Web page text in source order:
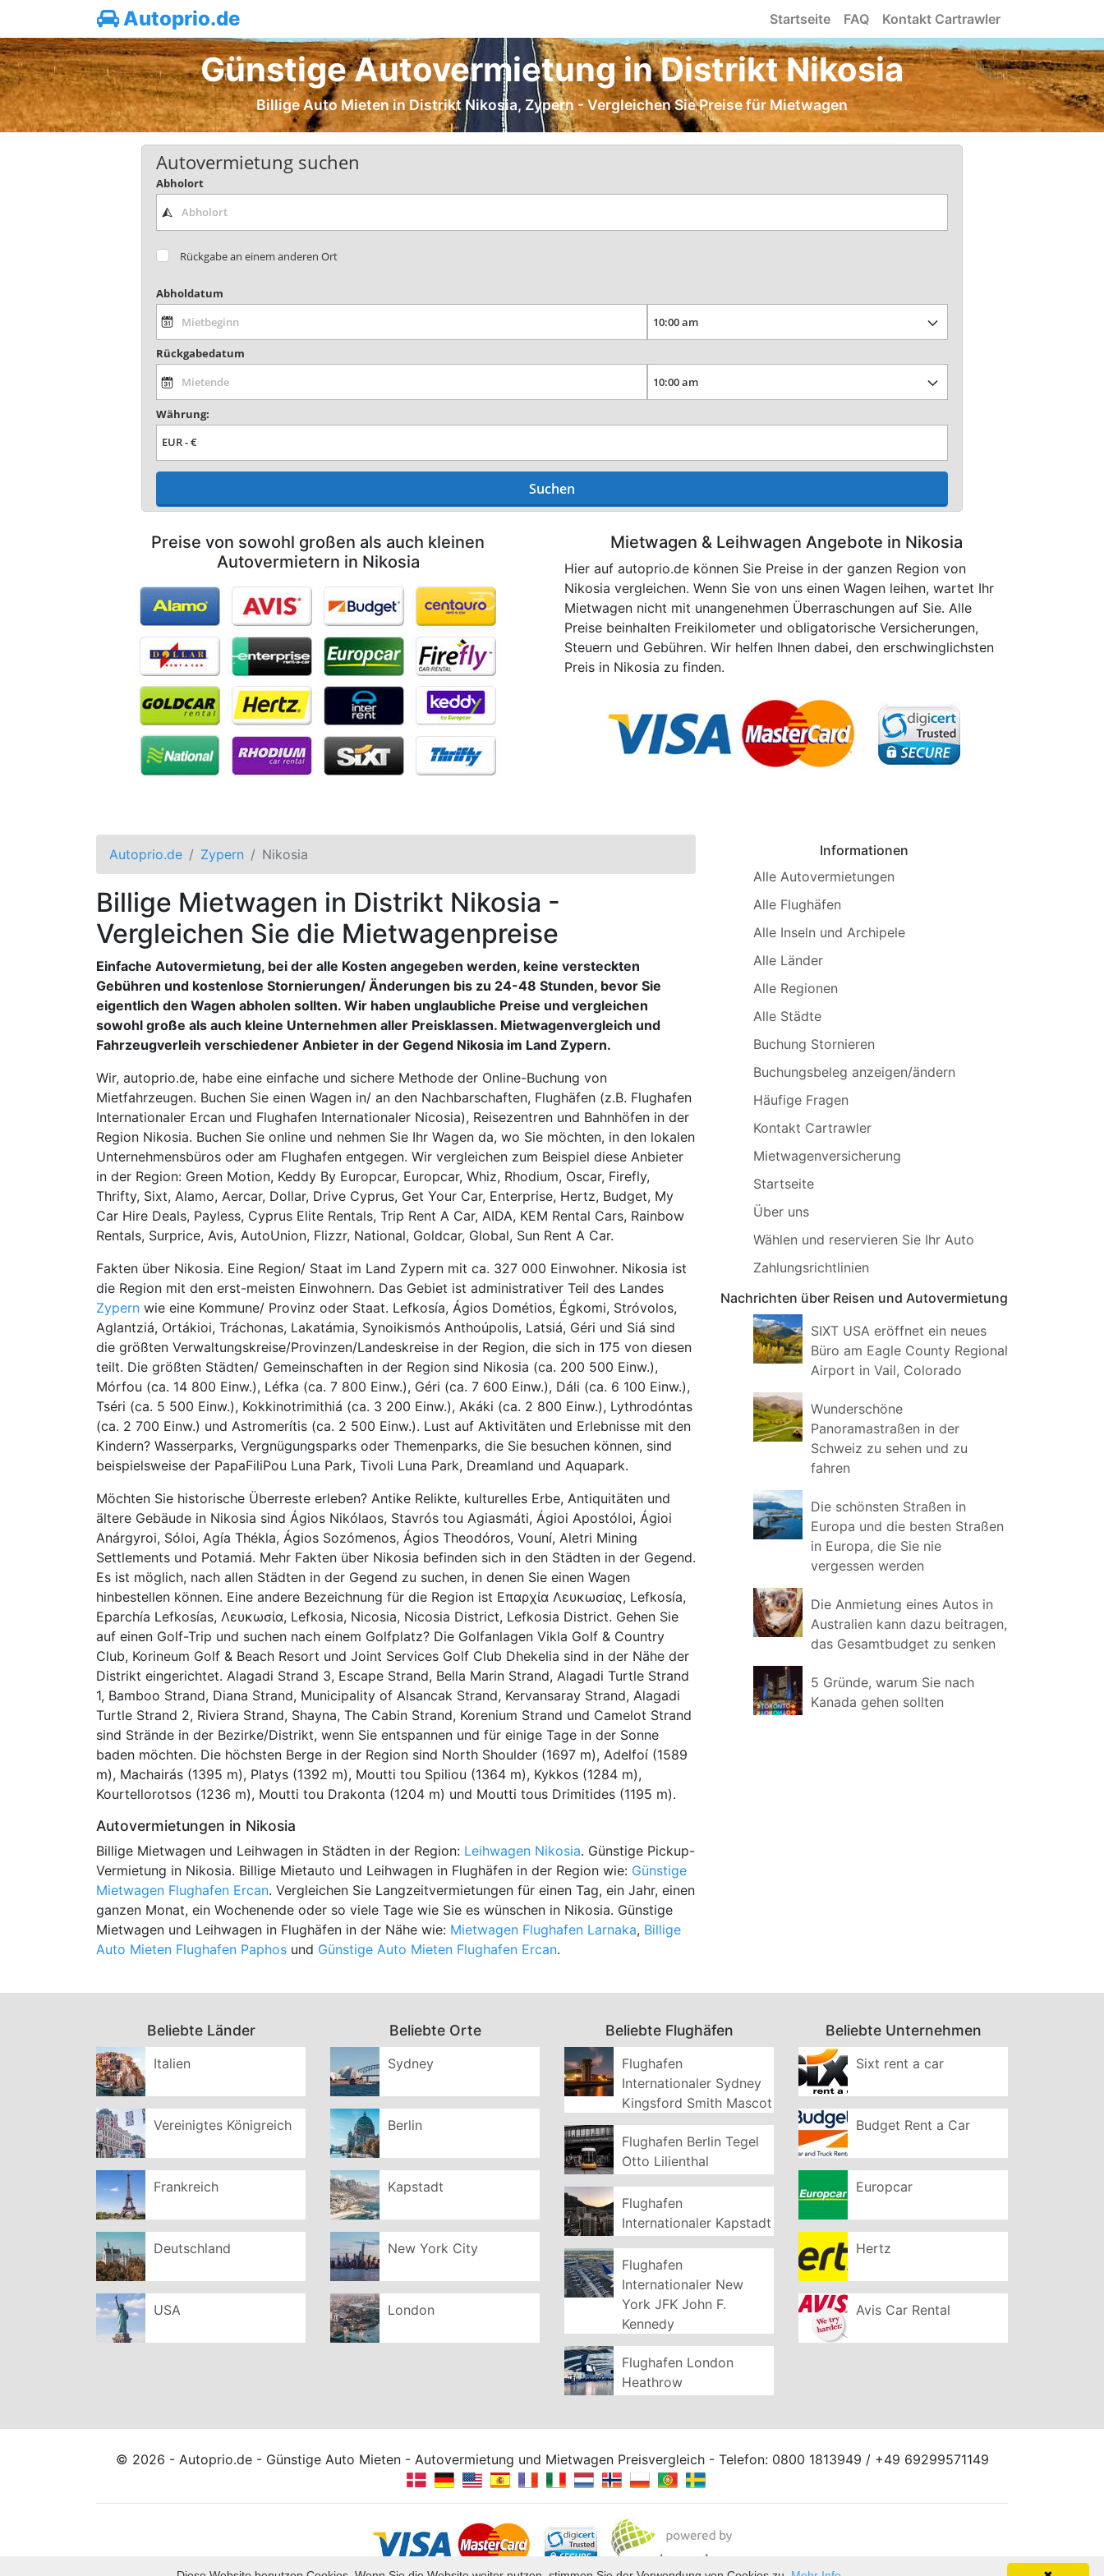
Autoprio.de Startseite FAQ Kontakt Cartrawler
Günstige Autovermietung in Distrikt Nikosia
Billige Auto Mieten in Distrikt Nikosia, Zypern - Vergleichen Sie Preise für Mietwagen
Autovermietung suchen
Abholort
Rückgabe an einem anderen Ort
Abholdatum
Rückgabedatum
Währung:
Suchen
Preise von sowohl großen als auch kleinen
Autovermietern in Nikosia
Mietwagen & Leihwagen Angebote in Nikosia
Hier auf autoprio.de können Sie Preise in der ganzen Region von
Nikosia vergleichen. Wenn Sie von uns einen Wagen leihen, wartet Ihr
Mietwagen nicht mit unangenehmen Überraschungen auf Sie. Alle
Preise beinhalten Freikilometer und obligatorische Versicherungen,
Steuern und Gebühren. Wir helfen Ihnen dabei, den erschwinglichsten
Preis in Nikosia zu finden.
Autoprio.de Zypern Nikosia
Billige Mietwagen in Distrikt Nikosia -
Vergleichen Sie die Mietwagenpreise
Einfache Autovermietung, bei der alle Kosten angegeben werden, keine versteckten
Gebühren und kostenlose Stornierungen/ Änderungen bis zu 24-48 Stunden, bevor Sie
eigentlich den Wagen abholen sollten. Wir haben unglaubliche Preise und vergleichen
sowohl große als auch kleine Unternehmen aller Preisklassen. Mietwagenvergleich und
Fahrzeugverleih verschiedener Anbieter in der Gegend Nikosia im Land Zypern.
Wir, autoprio.de, habe eine einfache und sichere Methode der Online-Buchung von
Mietfahrzeugen. Buchen Sie einen Wagen in/ an den Nachbarschaften, Flughäfen (z.B. Flughafen
Internationaler Ercan und Flughafen Internationaler Nicosia), Reisezentren und Bahnhöfen in der
Region Nikosia. Buchen Sie online und nehmen Sie Ihr Wagen da, wo Sie möchten, in den lokalen
Unternehmensbüros oder am Flughafen entgegen. Wir vergleichen zum Beispiel diese Anbieter
in der Region: Green Motion, Keddy By Europcar, Europcar, Whiz, Rhodium, Oscar, Firefly,
Thrifty, Sixt, Alamo, Aercar, Dollar, Drive Cyprus, Get Your Car, Enterprise, Hertz, Budget, My
Car Hire Deals, Payless, Cyprus Elite Rentals, Trip Rent A Car, AIDA, KEM Rental Cars, Rainbow
Rentals, Surprice, Avis, AutoUnion, Flizzr, National, Goldcar, Global, Sun Rent A Car.
Fakten über Nikosia. Eine Region/ Staat im Land Zypern mit ca. 327 000 Einwohner. Nikosia ist
die Region mit den erst-meisten Einwohnern. Das Gebiet ist administrativer Teil des Landes
Zypern wie eine Kommune/ Provinz oder Staat. Lefkosía, Ágios Dométios, Égkomi, Stróvolos,
Aglantziá, Ortákioi, Tráchonas, Lakatámia, Synoikismós Anthoúpolis, Latsiá, Géri und Siá sind
die größten Verwaltungskreise/Provinzen/Landeskreise in der Region, die sich in 175 von diesen
teilt. Die größten Städten/ Gemeinschaften in der Region sind Nikosia (ca. 200 500 Einw.),
Mórfou (ca. 14 800 Einw.), Léfka (ca. 7 800 Einw.), Géri (ca. 7 600 Einw.), Dáli (ca. 6 100 Einw.),
Tséri (ca. 5 500 Einw.), Kokkinotrimithiá (ca. 3 200 Einw.), Akáki (ca. 2 800 Einw.), Lythrodóntas
(ca. 2 700 Einw.) und Astromerítis (ca. 2 500 Einw.). Lust auf Aktivitäten und Erlebnisse mit den
Kindern? Wasserparks, Vergnügungsparks oder Themenparks, die Sie besuchen können, sind
beispielsweise der PapaFiliPou Luna Park, Tivoli Luna Park, Dreamland und Aquapark.
Möchten Sie historische Überreste erleben? Antike Relikte, kulturelles Erbe, Antiquitäten und
ältere Gebäude in Nikosia sind Ágios Nikólaos, Stavrós tou Agiasmáti, Ágioi Apostóloi, Ágioi
Anárgyroi, Sóloi, Agía Thékla, Ágios Sozómenos, Ágios Theodóros, Vouní, Aletri Mining
Settlements und Potamiá. Mehr Fakten über Nikosia befinden sich in den Städten in der Gegend.
Es ist möglich, nach allen Städten in der Gegend zu suchen, in denen Sie einen Wagen
hinbestellen können. Eine andere Bezeichnung für die Region ist Επαρχία Λευκωσίας, Lefkosía,
Eparchía Lefkosías, Λευκωσία, Lefkosia, Nicosia, Nicosia District, Lefkosia District. Gehen Sie
auf einen Golf-Trip und suchen nach einem Golfplatz? Die Golfanlagen Vikla Golf & Country
Club, Korineum Golf & Beach Resort und Joint Services Golf Club Dhekelia sind in der Nähe der
Distrikt eingerichtet. Alagadi Strand 3, Escape Strand, Bella Marin Strand, Alagadi Turtle Strand
1, Bamboo Strand, Diana Strand, Municipality of Alsancak Strand, Kervansaray Strand, Alagadi
Turtle Strand 2, Riviera Strand, Shayna, The Cabin Strand, Korenium Strand und Camelot Strand
sind Strände in der Bezirke/Distrikt, wenn Sie entspannen und für einige Tage in der Sonne
baden möchten. Die höchsten Berge in der Region sind North Shoulder (1697 m), Adelfoí (1589
m), Machairás (1395 m), Platys (1392 m), Moutti tou Spiliou (1364 m), Kykkos (1284 m),
Kourtellorotsos (1236 m), Moutti tou Drakonta (1204 m) und Moutti tous Drimitides (1195 m).
Autovermietungen in Nikosia
Billige Mietwagen und Leihwagen in Städten in der Region: Leihwagen Nikosia. Günstige Pickup-
Vermietung in Nikosia. Billige Mietauto und Leihwagen in Flughäfen in der Region wie: Günstige
Mietwagen Flughafen Ercan. Vergleichen Sie Langzeitvermietungen für einen Tag, ein Jahr, einen
ganzen Monat, ein Wochenende oder so viele Tage wie Sie es wünschen in Nikosia. Günstige
Mietwagen und Leihwagen in Flughäfen in der Nähe wie: Mietwagen Flughafen Larnaka, Billige
Auto Mieten Flughafen Paphos und Günstige Auto Mieten Flughafen Ercan.
Informationen
Alle Autovermietungen
Alle Flughäfen
Alle Inseln und Archipele
Alle Länder
Alle Regionen
Alle Städte
Buchung Stornieren
Buchungsbeleg anzeigen/ändern
Häufige Fragen
Kontakt Cartrawler
Mietwagenversicherung
Startseite
Über uns
Wählen und reservieren Sie Ihr Auto
Zahlungsrichtlinien
Nachrichten über Reisen und Autovermietung
SIXT USA eröffnet ein neues
Büro am Eagle County Regional
Airport in Vail, Colorado
Wunderschöne
Panoramastraßen in der
Schweiz zu sehen und zu
fahren
Die schönsten Straßen in
Europa und die besten Straßen
in Europa, die Sie nie
vergessen werden
Die Anmietung eines Autos in
Australien kann dazu beitragen,
das Gesamtbudget zu senken
5 Gründe, warum Sie nach
Kanada gehen sollten
Beliebte Länder
Italien
Vereinigtes Königreich
Frankreich
Deutschland
USA
Beliebte Orte
Sydney
Berlin
Kapstadt
New York City
London
Beliebte Flughäfen
Flughafen
Internationaler Sydney
Kingsford Smith Mascot
Flughafen Berlin Tegel
Otto Lilienthal
Flughafen
Internationaler Kapstadt
Flughafen
Internationaler New
York JFK John F.
Kennedy
Flughafen London
Heathrow
Beliebte Unternehmen
Sixt rent a car
Budget Rent a Car
Europcar
Hertz
Avis Car Rental
© 2026 - Autoprio.de - Günstige Auto Mieten - Autovermietung und Mietwagen Preisvergleich - Telefon: 0800 1813949 / +49 69299571149